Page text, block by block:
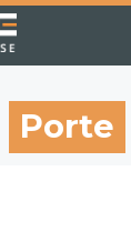
Porte